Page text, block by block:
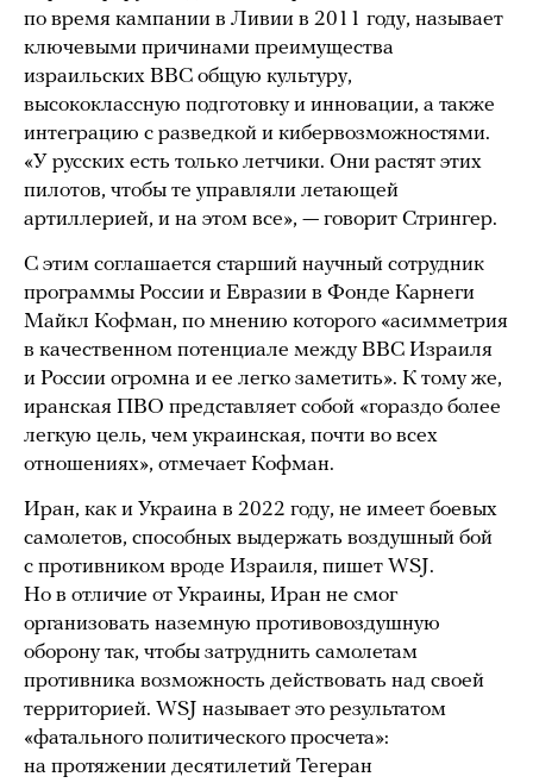
по время кампании в Ливии в 2011 году, называет
ключевыми причинами преимущества
израильских ВВС общую культуру,
высококлассную подготовку и инновации, а также
интеграцию с разведкой и кибервозможностями.
«У русских есть только летчики. Они растят этих
пилотов, чтобы те управляли летающей
артиллерией, и на этом все», — говорит Стрингер.
С этим соглашается старший научный сотрудник
программы России и Евразии в Фонде Карнеги
Майкл Кофман, по мнению которого «асимметрия
в качественном потенциале между ВВС Израиля
и России огромна и ее легко заметить». К тому же,
иранская ПВО представляет собой «гораздо более
легкую цель, чем украинская, почти во всех
отношениях», отмечает Кофман.
Иран, как и Украина в 2022 году, не имеет боевых
самолетов, способных выдержать воздушный бой
с противником вроде Израиля, пишет WSJ.
Но в отличие от Украины, Иран не смог
организовать наземную противовоздушную
оборону так, чтобы затруднить самолетам
противника возможность действовать над своей
территорией. WSJ называет это результатом
«фатального политического просчета»:
на протяжении десятилетий Тегеран